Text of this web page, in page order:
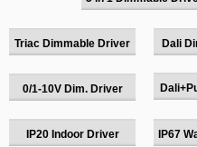
0/1-10V Dim. Driver
Triac Dimmable Driver Dali
IP20 Indoor Driver IP67